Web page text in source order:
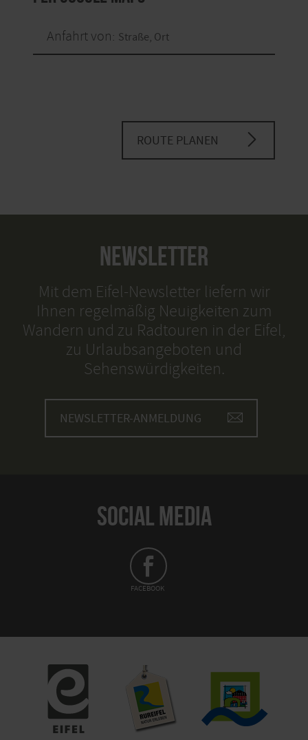
Anfahrt von:
ROUTE PLANEN
NEWSLETTER
Mit dem Eifel-Newsletter liefern wir
Ihnen regelmäßig Neuigkeiten zum
Wandern und zu Radtouren in der Eifel,
zu Urlaubsangeboten und
Sehenswürdigkeiten.
NEWSLETTER-ANMELDUNG
SOCIAL MEDIA
FACEBOOK